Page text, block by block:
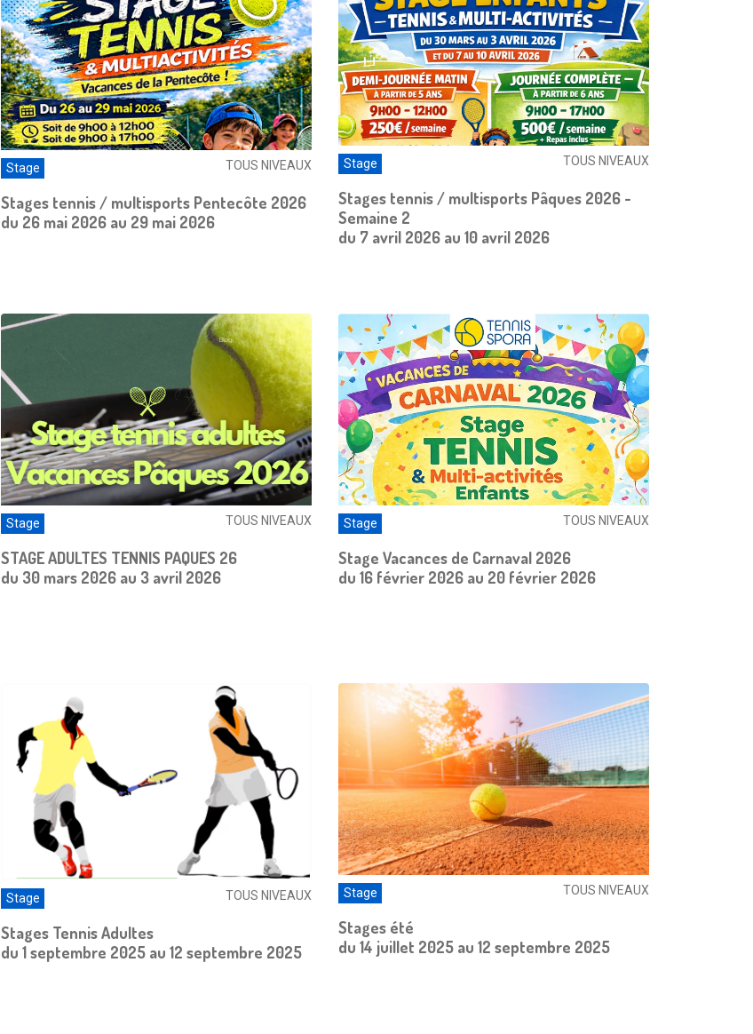
Stage TOUS NIVEAUX
Stages tennis / multisports Pentecôte 2026
du 26 mai 2026 au 29 mai 2026
Stage TOUS NIVEAUX
Stages tennis / multisports Pâques 2026 -
Semaine 2
du 7 avril 2026 au 10 avril 2026
Stage TOUS NIVEAUX
STAGE ADULTES TENNIS PAQUES 26
du 30 mars 2026 au 3 avril 2026
Stage TOUS NIVEAUX
Stage Vacances de Carnaval 2026
du 16 février 2026 au 20 février 2026
Stage TOUS NIVEAUX
Stages Tennis Adultes
du 1 septembre 2025 au 12 septembre 2025
Stage TOUS NIVEAUX
Stages été
du 14 juillet 2025 au 12 septembre 2025